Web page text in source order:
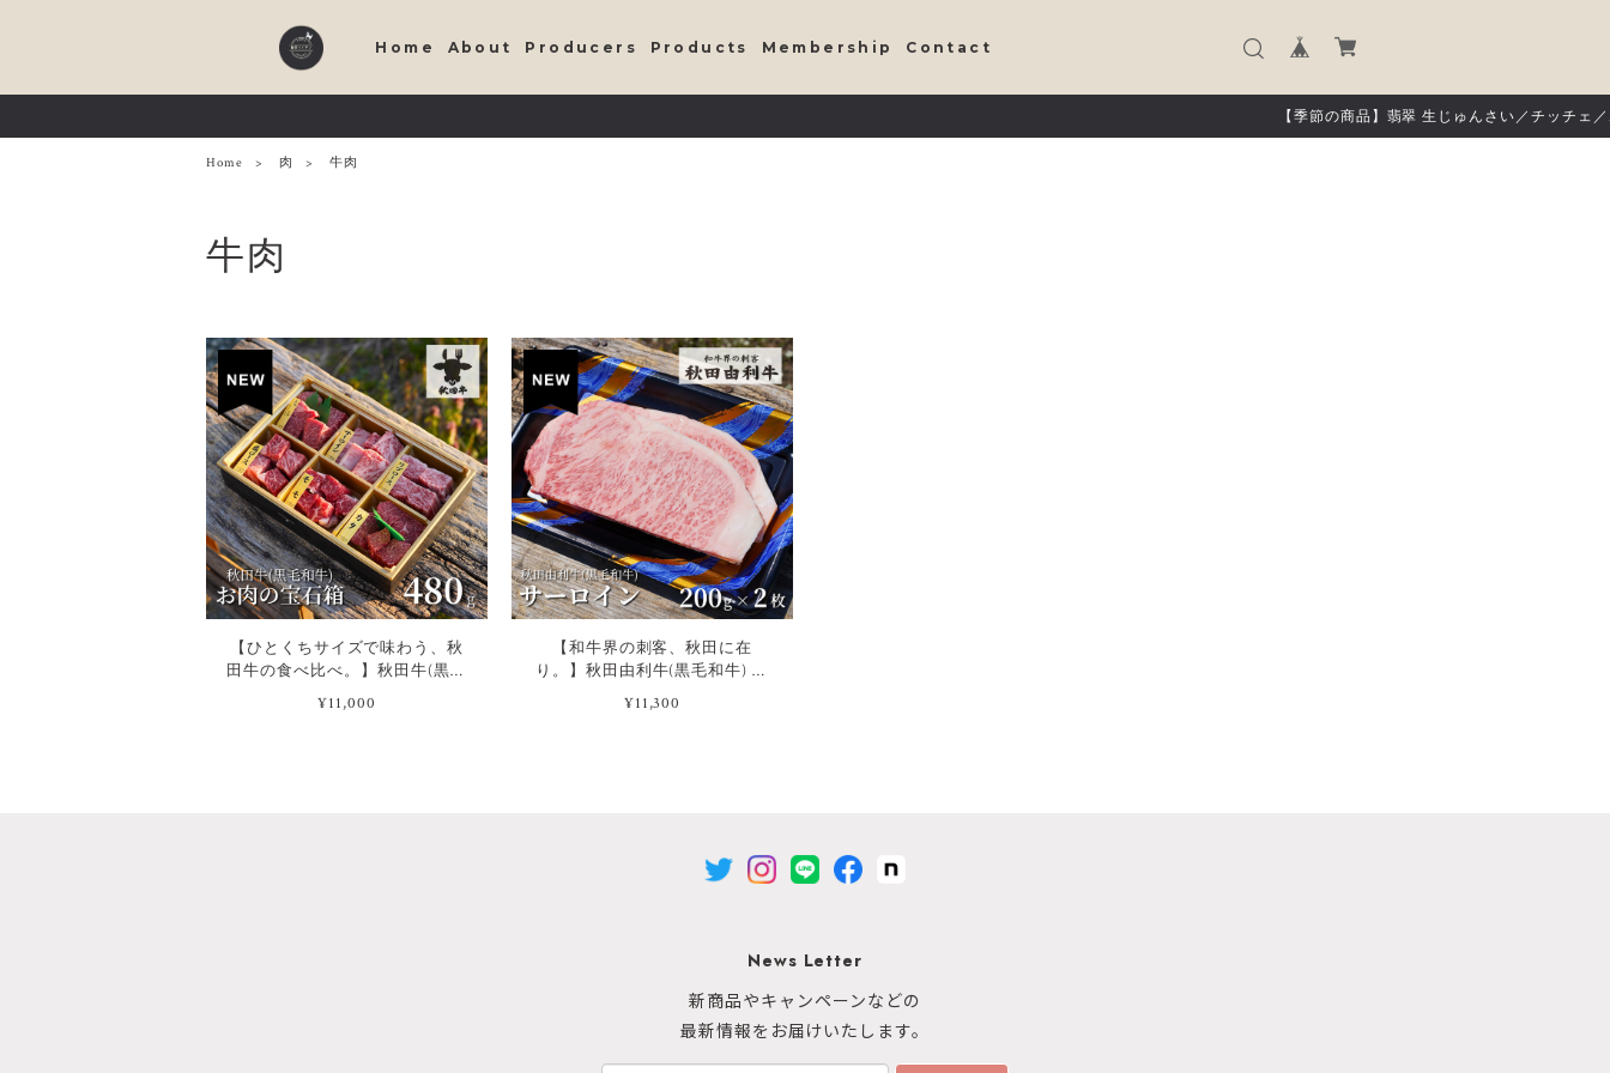
Home About Producers Products Membership Contact
【季節の商品】翡翠 生じゅんさい／チッチェ／
Home 肉 牛肉
牛肉
【ひとくちサイズで味わう、秋
田牛の食べ比べ。】秋田牛(黒毛
和牛) お肉の宝石箱 3～4人前セ
ット[480g]
¥11,000
【和牛界の刺客、秋田に在
り。】秋田由利牛(黒毛和牛) サ
ーロイン[200g×2枚]
¥11,300
News Letter
新商品やキャンペーンなどの
最新情報をお届けいたします。